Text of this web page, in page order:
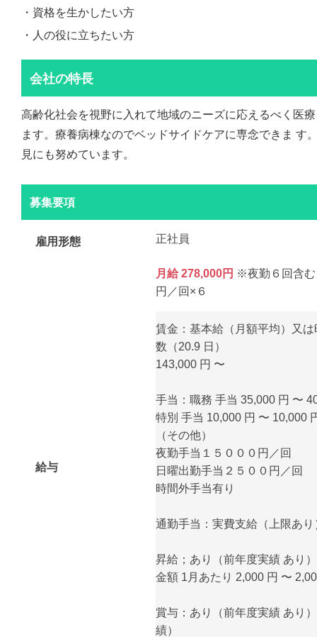
・資格を生かしたい方
・人の役に立ちたい方
会社の特長
高齢化社会を視野に入れて地域のニーズに応えるべく医
ます。療養病棟なのでベッドサイドケアに専念できま す
見にも努めています。
募集要項
雇用形態 正社員
給与
月給 278,000円 ※夜勤６回含む
円／回×６
賃金：基本給（月額平均）又
数（20.9 日）
143,000 円 〜
手当：職務 手当 35,000 円 〜
特別 手当 10,000 円 〜 10,000
（その他）
夜勤手当１５０００円／回
日曜出勤手当２５００円／回
時間外手当有り
通勤手当：実費支給（上限あ
昇給；あり（前年度実績 あり）
金額 1月あたり 2,000 円 〜
賞与：あり（前年度実績 あり
績）